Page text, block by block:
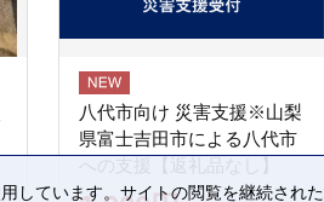
八代市向け 災害支援※山梨
県富士吉田市による八代市
への支援【返礼品なし】
しています。サイトの閲覧を継続され